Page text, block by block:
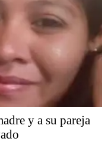
y a su pareja